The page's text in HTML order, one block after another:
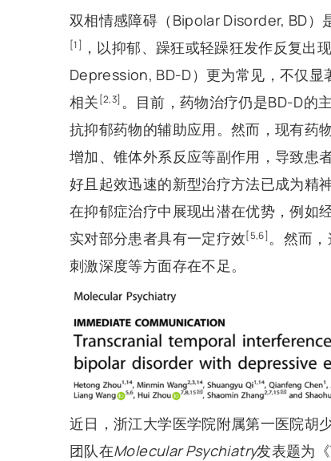
双相情感障碍（Bipolar Disorder, BD）
[1]
，以抑郁、躁狂或轻躁狂发作反复出
Depression, BD-D）更为常见，不仅显
相关 [2,3] 。目前，药物治疗仍是BD-D的
抗抑郁药物的辅助应用。然而，现有药
增加、锥体外系反应等副作用，导致患
好且起效迅速的新型治疗方法已成为精
在抑郁症治疗中展现出潜在优势，例如
实对部分患者具有一定疗效[5,6] 。然而
刺激深度等方面存在不足。
近日，浙江大学医学院附属第一医院胡
团队在Molecular Psychiatry发表题为